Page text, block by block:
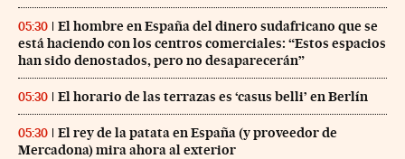
05:30
El hombre en España del dinero sudafricano que se
está haciendo con los centros comerciales: “Estos espacios
han sido denostados, pero no desaparecerán”
05:30 El horario de las terrazas es ‘casus belli’ en Berlín
05:30
El rey de la patata en España (y proveedor de
Mercadona) mira ahora al exterior